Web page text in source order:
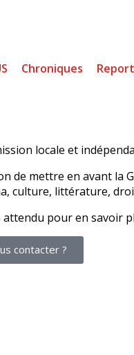
Chroniques
locale et
de mettre en avant
culture, littérature,
attendu pour en savoir
contacter ?